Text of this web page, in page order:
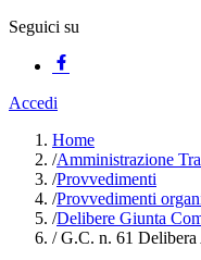
Seguici su
Accedi
Home
/Amministrazione
/Provvedimenti
/Provvedimenti
/Delibere Giunta
/G.C. n. 61 Delibera